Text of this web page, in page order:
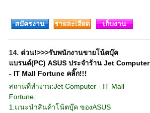
สมัครงาน
รายละเอียด เก็บงาน
14. ด่วน!>>>รับพนักงานขายโน้ตบุ๊ค
แบรนด์(PC) ASUS ประจำร้าน Jet Computer
- IT Mall Fortune คลิ๊ก!!!
สถานที่ทำงาน:Jet Computer - IT Mall
Fortune.
1.เเนะนำสินค้าโน้ตบุ๊ค ของASUS